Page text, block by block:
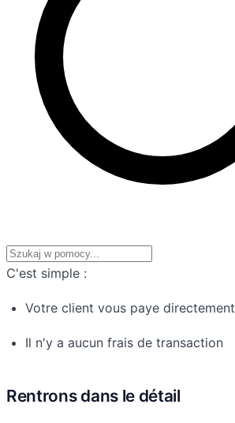
C'est simple :
Votre client vous paye directement
Il n'y a aucun frais de transaction
Rentrons dans le détail